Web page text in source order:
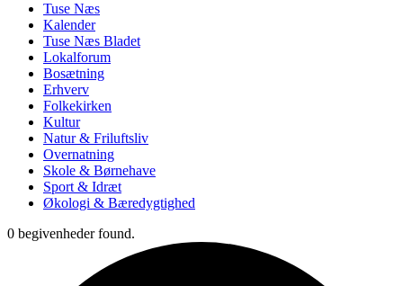
Tuse Næs
Kalender
Tuse Næs Bladet
Lokalforum
Bosætning
Erhverv
Folkekirken
Kultur
Natur & Friluftsliv
Overnatning
Skole & Børnehave
Sport & Idræt
Økologi & Bæredygtighed
0 begivenheder found.